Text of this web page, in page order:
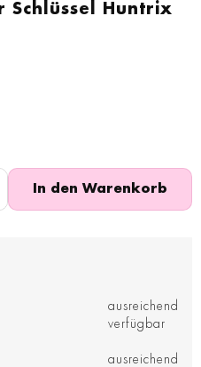
Schlüssel Huntrix
In den Warenkorb
ausreichend
verfügbar
ausreichend